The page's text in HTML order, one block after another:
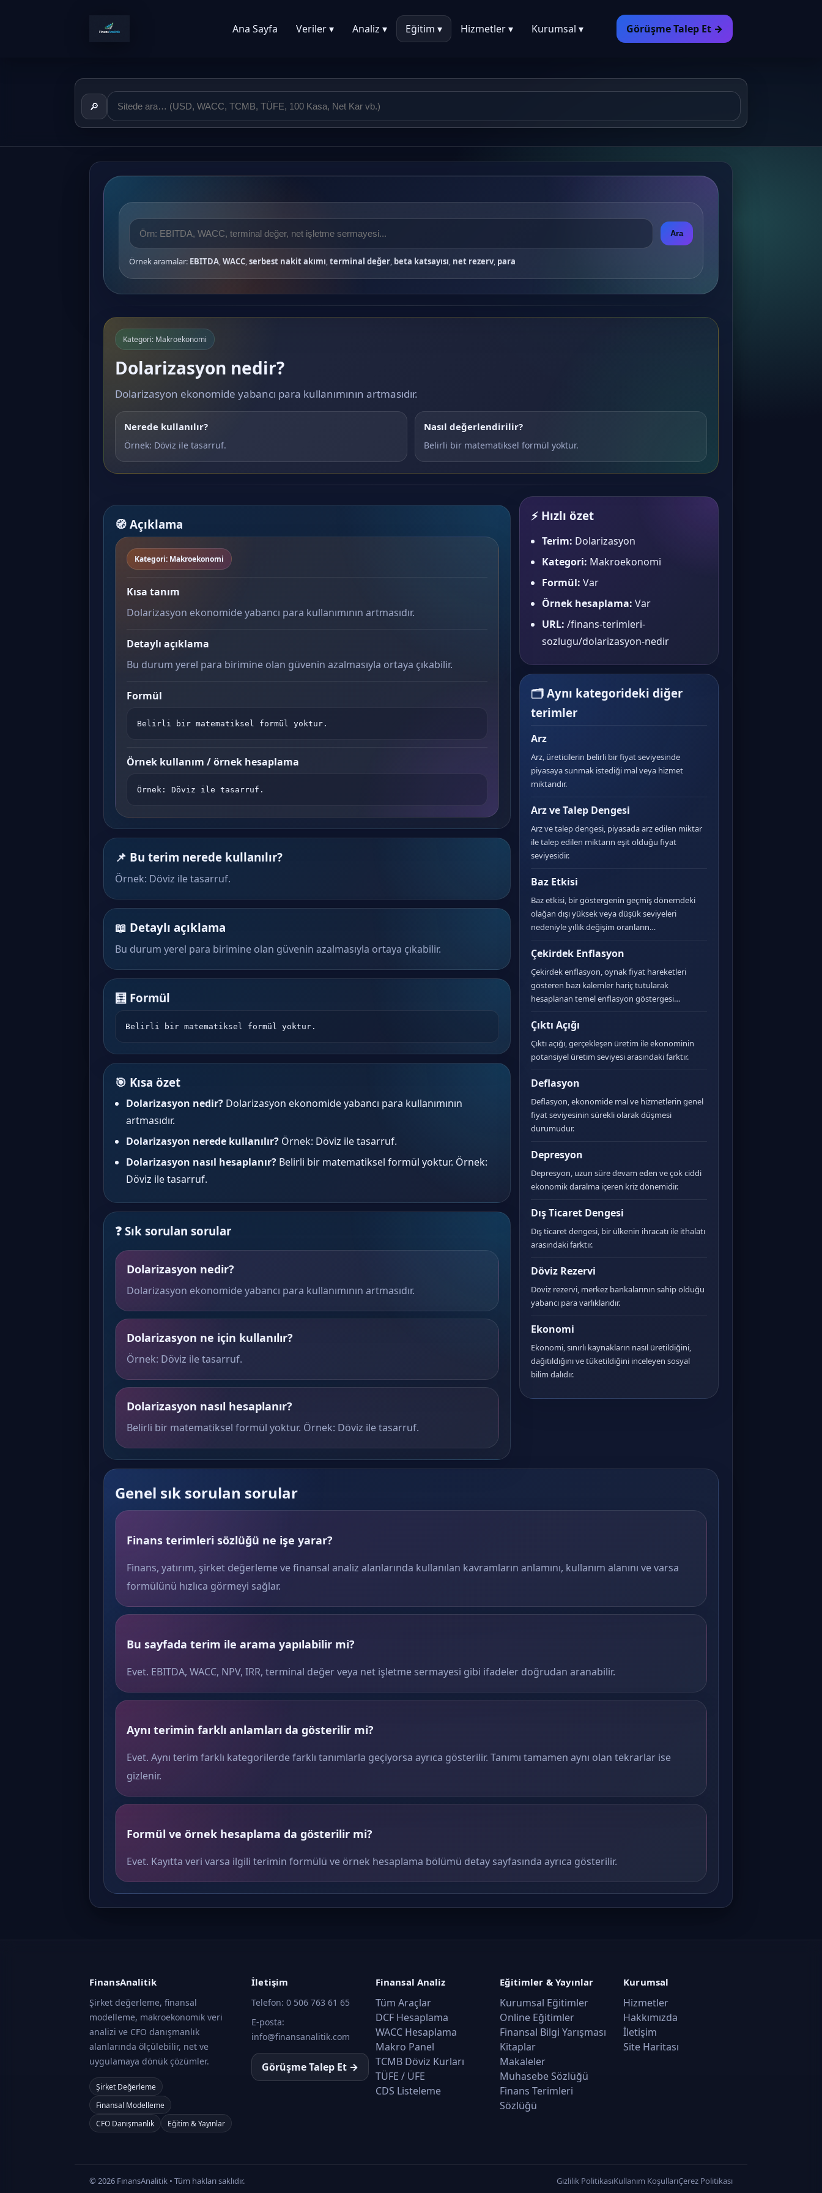
Ana Sayfa Veriler ▾ Analiz ▾ Eğitim ▾ Hizmetler ▾ Kurumsal ▾ Görüşme Talep Et →
🔎
Ara
Örnek aramalar: EBITDA,WACC,serbest nakit akımı,terminal değer, beta katsayısı, net rezerv, para
Kategori: Makroekonomi
Dolarizasyon nedir?
Dolarizasyon ekonomide yabancı para kullanımının artmasıdır.
Nerede kullanılır?
Örnek: Döviz ile tasarruf.
Nasıl değerlendirilir?
Belirli bir matematiksel formül yoktur.
🧭 Açıklama
Kategori: Makroekonomi
Kısa tanım
Dolarizasyon ekonomide yabancı para kullanımının artmasıdır.
Detaylı açıklama
Bu durum yerel para birimine olan güvenin azalmasıyla ortaya çıkabilir.
Formül
Belirli bir matematiksel formül yoktur.
Örnek kullanım / örnek hesaplama
Örnek: Döviz ile tasarruf.
📌 Bu terim nerede kullanılır?
Örnek: Döviz ile tasarruf.
📖 Detaylı açıklama
Bu durum yerel para birimine olan güvenin azalmasıyla ortaya çıkabilir.
🧮 Formül
Belirli bir matematiksel formül yoktur.
🎯 Kısa özet
Dolarizasyon nedir? Dolarizasyon ekonomide yabancı para kullanımının
artmasıdır.
Dolarizasyon nerede kullanılır? Örnek: Döviz ile tasarruf.
Dolarizasyon nasıl hesaplanır? Belirli bir matematiksel formül yoktur. Örnek:
Döviz ile tasarruf.
❓ Sık sorulan sorular
Dolarizasyon nedir?
Dolarizasyon ekonomide yabancı para kullanımının artmasıdır.
Dolarizasyon ne için kullanılır?
Örnek: Döviz ile tasarruf.
Dolarizasyon nasıl hesaplanır?
Belirli bir matematiksel formül yoktur. Örnek: Döviz ile tasarruf.
⚡ Hızlı özet
Terim: Dolarizasyon
Kategori: Makroekonomi
Formül: Var
Örnek hesaplama: Var
URL: /finans-terimleri-
sozlugu/dolarizasyon-nedir
🗂 Aynı kategorideki diğer
terimler
Arz
Arz, üreticilerin belirli bir fiyat seviyesinde
piyasaya sunmak istediği mal veya hizmet
miktarıdır.
Arz ve Talep Dengesi
Arz ve talep dengesi, piyasada arz edilen miktar
ile talep edilen miktarın eşit olduğu fiyat
seviyesidir.
Baz Etkisi
Baz etkisi, bir göstergenin geçmiş dönemdeki
olağan dışı yüksek veya düşük seviyeleri
nedeniyle yıllık değişim oranların…
Çekirdek Enflasyon
Çekirdek enflasyon, oynak fiyat hareketleri
gösteren bazı kalemler hariç tutularak
hesaplanan temel enflasyon göstergesi…
Çıktı Açığı
Çıktı açığı, gerçekleşen üretim ile ekonominin
potansiyel üretim seviyesi arasındaki farktır.
Deflasyon
Deflasyon, ekonomide mal ve hizmetlerin genel
fiyat seviyesinin sürekli olarak düşmesi
durumudur.
Depresyon
Depresyon, uzun süre devam eden ve çok ciddi
ekonomik daralma içeren kriz dönemidir.
Dış Ticaret Dengesi
Dış ticaret dengesi, bir ülkenin ihracatı ile ithalatı
arasındaki farktır.
Döviz Rezervi
Döviz rezervi, merkez bankalarının sahip olduğu
yabancı para varlıklarıdır.
Ekonomi
Ekonomi, sınırlı kaynakların nasıl üretildiğini,
dağıtıldığını ve tüketildiğini inceleyen sosyal
bilim dalıdır.
Genel sık sorulan sorular
Finans terimleri sözlüğü ne işe yarar?
Finans, yatırım, şirket değerleme ve finansal analiz alanlarında kullanılan kavramların anlamını, kullanım alanını ve varsa
formülünü hızlıca görmeyi sağlar.
Bu sayfada terim ile arama yapılabilir mi?
Evet. EBITDA, WACC, NPV, IRR, terminal değer veya net işletme sermayesi gibi ifadeler doğrudan aranabilir.
Aynı terimin farklı anlamları da gösterilir mi?
Evet. Aynı terim farklı kategorilerde farklı tanımlarla geçiyorsa ayrıca gösterilir. Tanımı tamamen aynı olan tekrarlar ise
gizlenir.
Formül ve örnek hesaplama da gösterilir mi?
Evet. Kayıtta veri varsa ilgili terimin formülü ve örnek hesaplama bölümü detay sayfasında ayrıca gösterilir.
FinansAnalitik
Şirket değerleme, finansal
modelleme, makroekonomik veri
analizi ve CFO danışmanlık
alanlarında ölçülebilir, net ve
uygulamaya dönük çözümler.
Şirket Değerleme
Finansal Modelleme
CFO Danışmanlık
Eğitim & Yayınlar
İletişim
Telefon:0 506 763 61 65
E-posta:
info@finansanalitik.com
Görüşme Talep Et →
Finansal Analiz
Tüm Araçlar
DCF Hesaplama
WACC Hesaplama
Makro Panel
TCMB Döviz Kurları
TÜFE / ÜFE
CDS Listeleme
Eğitimler & Yayınlar
Kurumsal Eğitimler
Online Eğitimler
Finansal Bilgi Yarışması
Kitaplar
Makaleler
Muhasebe Sözlüğü
Finans Terimleri
Sözlüğü
Kurumsal
Hizmetler
Hakkımızda
İletişim
Site Haritası
© 2026 FinansAnalitik • Tüm hakları saklıdır. Gizlilik PolitikasıKullanım KoşullarıÇerez Politikası